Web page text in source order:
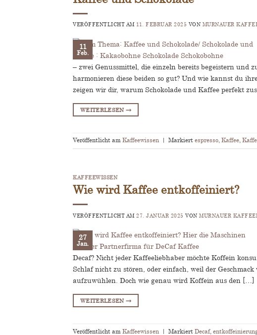
VERÖFFENTLICHT AM 11. FEBRUAR 2025 VON MURNAUER
11
Feb.
– zwei Genussmittel, die einzeln bereits begeistern und
harmonieren diese beiden so gut? Und wie kannst du
zeigen wir dir, warum Schokolade und Kaffee perfekt
WEITERLESEN →
Veröffentlicht am Kaffeewissen Markiert espresso Kaffee
KAFFEEWISSEN
Wie wird Kaffee entkoffeiniert?
VERÖFFENTLICHT AM27. JANUAR 2025 VONMURNAUER
27
Jan.
Decaf? Nicht jeder Kaffeeliebhaber möchte Koffein
Schlaf nicht zu stören, oder einfach, weil der
aufzuwühlen. Doch wie genau wird Koffein aus den […]
WEITERLESEN →
Veröffentlicht am Kaffeewissen | Markiert Decaf,